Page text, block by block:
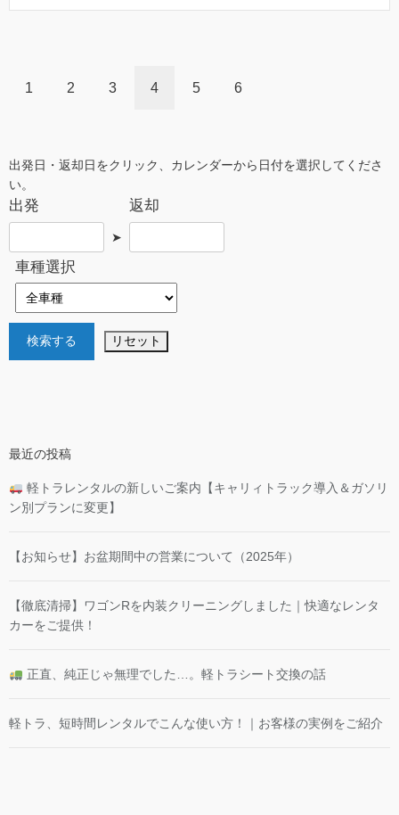
1 2 3 4 5 6
出発日・返却日をクリック、カレンダーから日付を選択してくださ
い。
出発
➤
返却
車種選択
最近の投稿
軽トラレンタルの新しいご案内【キャリィトラック導入＆ガソリ
ン別プランに変更】
【お知らせ】お盆期間中の営業について（2025年）
【徹底清掃】ワゴンRを内装クリーニングしました｜快適なレンタ
カーをご提供！
正直、純正じゃ無理でした…。軽トラシート交換の話
軽トラ、短時間レンタルでこんな使い方！｜お客様の実例をご紹介